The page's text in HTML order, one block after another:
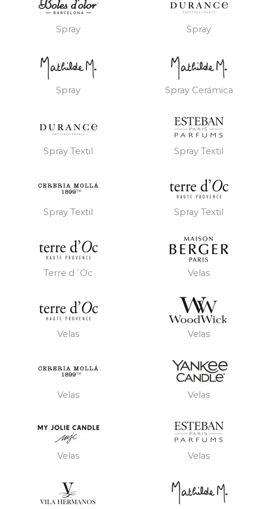
Spray Spray
Spray Spray Cerámica
Spray Textil Spray Textil
Spray Textil Spray Textil
Terre d´Oc Velas
Velas Velas
Velas Velas
Velas Velas